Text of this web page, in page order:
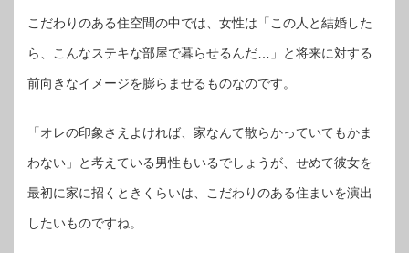
こだわりのある住空間の中では、女性は「この人と結婚した
ら、こんなステキな部屋で暮らせるんだ…」と将来に対する
前向きなイメージを膨らませるものなのです。
「オレの印象さえよければ、家なんて散らかっていてもかま
わない」と考えている男性もいるでしょうが、せめて彼女を
最初に家に招くときくらいは、こだわりのある住まいを演出
したいものですね。